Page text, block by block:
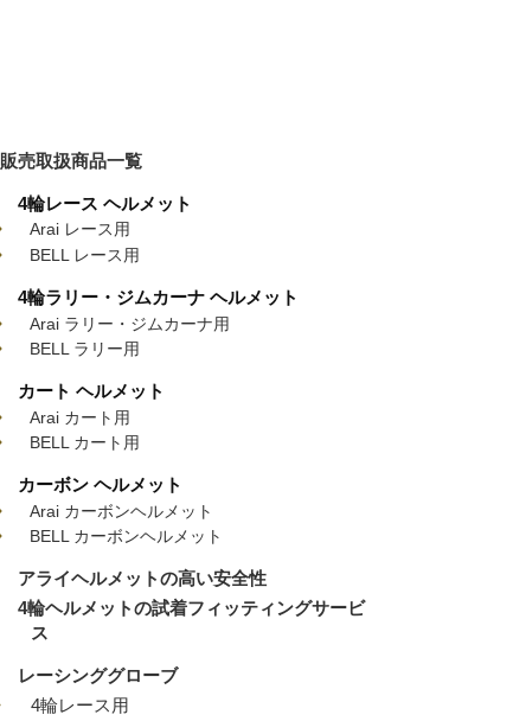
販売取扱商品一覧
4輪レース ヘルメット
Arai レース用
BELL レース用
4輪ラリー・ジムカーナ ヘルメット
Arai ラリー・ジムカーナ用
BELL ラリー用
カート ヘルメット
Arai カート用
BELL カート用
カーボン ヘルメット
Arai カーボンヘルメット
BELL カーボンヘルメット
アライヘルメットの高い安全性
4輪ヘルメットの試着フィッティングサービ
ス
レーシンググローブ
4輪レース用